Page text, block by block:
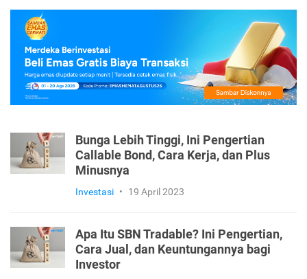
Bunga Lebih Tinggi, Ini Pengertian
Callable Bond, Cara Kerja, dan Plus
Minusnya
Investasi • 19 April 2023
Apa Itu SBN Tradable? Ini Pengertian,
Cara Jual, dan Keuntungannya bagi
Investor